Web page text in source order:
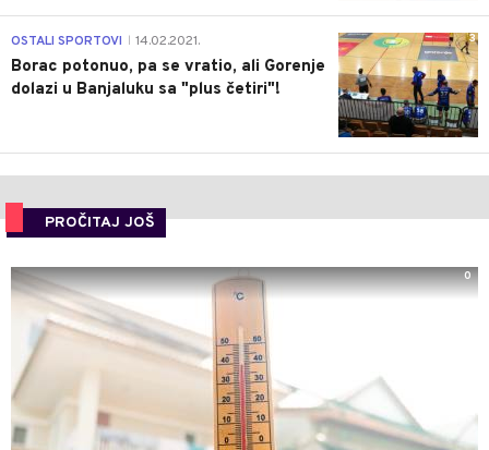
3
OSTALI SPORTOVI 14.02.2021.
Borac potonuo, pa se vratio, ali Gorenje
dolazi u Banjaluku sa "plus četiri"!
PROČITAJ JOŠ
0